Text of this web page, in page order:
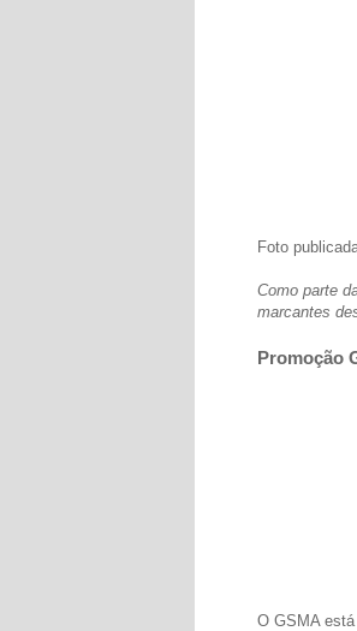
Foto
Como parte
marcantes
Promoção
O GSMA